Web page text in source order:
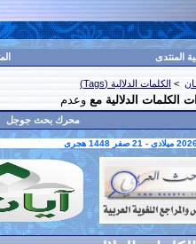
المنتدى
> الكلمات الدلالية (Tags)
الكلمات الدلالية مع وعدم
محرك بحث جوجل